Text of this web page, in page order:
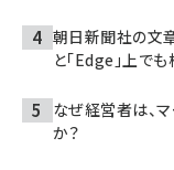
朝日新聞社の文
と「Edge」上で
なぜ経営者は、
か？